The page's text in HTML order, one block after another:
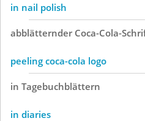
in nail polish
abblätternder Coca-Cola-
peeling coca-cola logo
in Tagebuchblättern
in diaries